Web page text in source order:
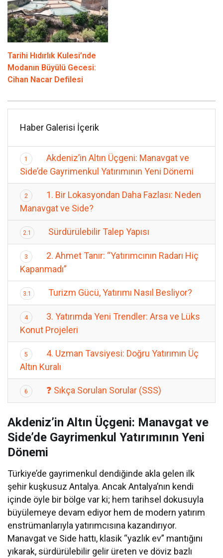
Tarihi Hıdırlık Kulesi’nde
Modanın Büyülü Gecesi:
Cihan Nacar Defilesi
Haber Galerisi İçerik
1
Akdeniz’in Altın Üçgeni: Manavgat ve
Side’de Gayrimenkul Yatırımının Yeni Dönemi
2
1. Bir Lokasyondan Daha Fazlası: Neden
Manavgat ve Side?
2.1 Sürdürülebilir Talep Yapısı
3
2. Ahmet Tanır: “Yatırımcının Radarı Hiç
Kapanmadı”
3.1 Turizm Gücü, Yatırımı Nasıl Besliyor?
4
3. Yatırımda Yeni Trendler: Arsa ve Lüks
Konut Projeleri
5
4. Uzman Tavsiyesi: Doğru Yatırımın Üç
Altın Kuralı
6 ❓ Sıkça Sorulan Sorular (SSS)
Akdeniz’in Altın Üçgeni: Manavgat ve
Side’de Gayrimenkul Yatırımının Yeni
Dönemi
Türkiye’de gayrimenkul dendiğinde akla gelen ilk
şehir kuşkusuz Antalya. Ancak Antalya’nın kendi
içinde öyle bir bölge var ki; hem tarihsel dokusuyla
büyülemeye devam ediyor hem de modern yatırım
enstrümanlarıyla yatırımcısına kazandırıyor.
Manavgat ve Side hattı, klasik “yazlık ev” mantığını
yıkarak, sürdürülebilir gelir üreten ve döviz bazlı